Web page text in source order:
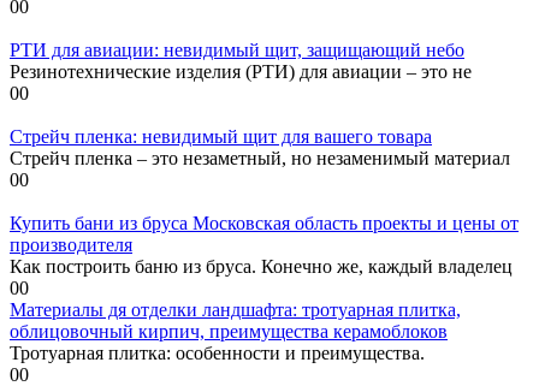
00
РТИ для авиации: невидимый щит, защищающий небо
Резинотехнические изделия (РТИ) для авиации – это не
00
Стрейч пленка: невидимый щит для вашего товара
Стрейч пленка – это незаметный, но незаменимый материал
00
Купить бани из бруса Московская область проекты и цены от
производителя
Как построить баню из бруса. Конечно же, каждый владелец
00
Материалы дя отделки ландшафта: тротуарная плитка,
облицовочный кирпич, преимущества керамоблоков
Тротуарная плитка: особенности и преимущества.
00